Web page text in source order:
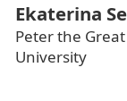
Ekaterina
Peter the
University